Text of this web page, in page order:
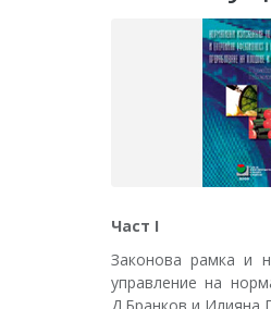
Част І
Законова рамка и
управление на